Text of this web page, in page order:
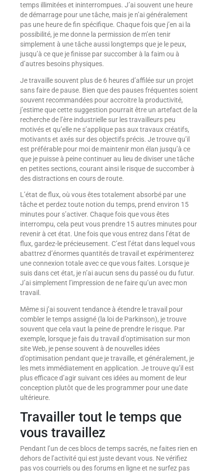
temps illimitées et ininterrompues. J’ai souvent une heure
de démarrage pour une tâche, mais je n’ai généralement
pas une heure de fin spécifique. Chaque fois que j’en ai la
possibilité, je me donne la permission de m’en tenir
simplement à une tâche aussi longtemps que je le peux,
jusqu’à ce que je finisse par succomber à la faim ou à
d’autres besoins physiques.
Je travaille souvent plus de 6 heures d’affilée sur un projet
sans faire de pause. Bien que des pauses fréquentes soient
souvent recommandées pour accroitre la productivité,
j’estime que cette suggestion pourrait être un artefact de la
recherche de l’ère industrielle sur les travailleurs peu
motivés et qu’elle ne s’applique pas aux travaux créatifs,
motivants et axés sur des objectifs précis. Je trouve qu’il
est préférable pour moi de maintenir mon élan jusqu’à ce
que je puisse à peine continuer au lieu de diviser une tâche
en petites sections, courant ainsi le risque de succomber à
des distractions en cours de route.
L’état de flux, où vous êtes totalement absorbé par une
tâche et perdez toute notion du temps, prend environ 15
minutes pour s’activer. Chaque fois que vous êtes
interrompu, cela peut vous prendre 15 autres minutes pour
revenir à cet état. Une fois que vous entrez dans l’état de
flux, gardez-le précieusement. C’est l’état dans lequel vous
abattrez d’énormes quantités de travail et expérimenterez
une connexion totale avec ce que vous faites. Lorsque je
suis dans cet état, je n’ai aucun sens du passé ou du futur.
J’ai simplement l’impression de ne faire qu’un avec mon
travail.
Même si j’ai souvent tendance à étendre le travail pour
combler le temps assigné (la loi de Parkinson), je trouve
souvent que cela vaut la peine de prendre le risque. Par
exemple, lorsque je fais du travail d’optimisation sur mon
site Web, je pense souvent à de nouvelles idées
d’optimisation pendant que je travaille, et généralement, je
les mets immédiatement en application. Je trouve qu’il est
plus efficace d’agir suivant ces idées au moment de leur
conception plutôt que de les programmer pour une date
ultérieure.
Travailler tout le temps que
vous travaillez
Pendant l’un de ces blocs de temps sacrés, ne faites rien en
dehors de l’activité qui est juste devant vous. Ne vérifiez
pas vos courriels ou des forums en ligne et ne surfez pas